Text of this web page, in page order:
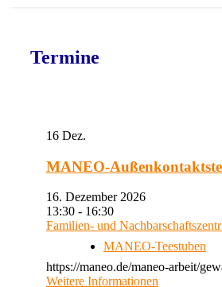
Termine
16 Dez.
MANEO-
16. Dezember 2026
13:30 - 16:30
Familien- und
MANEO-Teestuben
https://maneo.de/maneo-arbeit/
Weitere Informationen